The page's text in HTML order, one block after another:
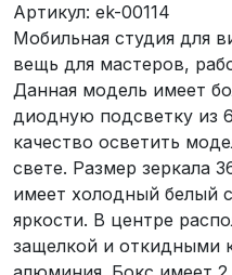
Артикул: ek-00114
Мобильная студия для
вещь для мастеров,
Данная модель имеет
диодную подсветку из
качество осветить
свете. Размер зеркала
имеет холодный белый
яркости. В центре
защелкой и откидными